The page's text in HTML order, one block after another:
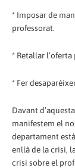
* Imposar de
professorat.
* Retallar
* Fer
Davant
manifestem el
departament
enllà de la crisi,
crisi sobre el